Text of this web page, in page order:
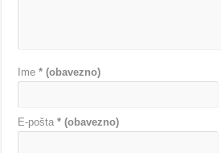
Ime* (obavezno)
E-pošta* (obavezno)